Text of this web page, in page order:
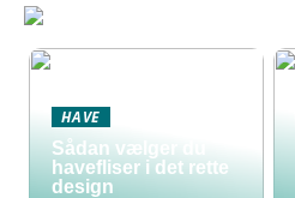
HAVE
Sådan vælger du
havefliser i det rette
design